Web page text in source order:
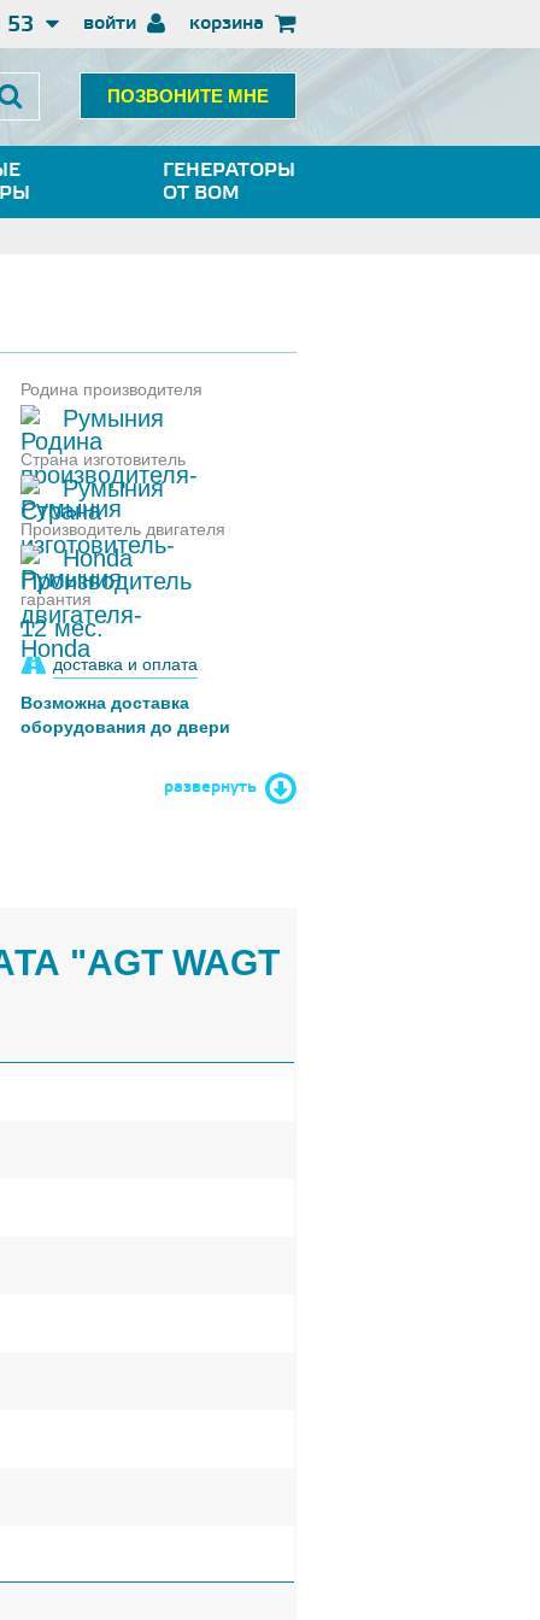
войти
53 корзина
ПОЗВОНИТЕ МНЕ
ГЕНЕРАТОРЫ
ОТ ВОМ
Родина производителя
Румыния
Страна изготовитель
Румыния
Производитель двигателя
Honda
гарантия
12 мес.
доставка и оплата
Возможна доставка
оборудования до двери
развернуть
"AGT WAGT